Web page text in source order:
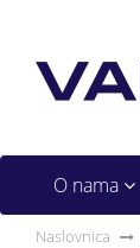
O nama
Naslovnica